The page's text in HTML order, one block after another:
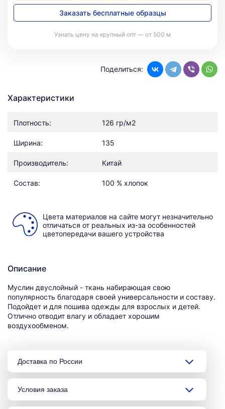
Заказать бесплатные образцы
Узнать цену на крупный опт — от 500 м
Поделиться:
Характеристики
Плотность: 126 гр/м2
Ширина: 135
Производитель: Китай
Состав: 100 % хлопок
Цвета материалов на сайте могут незначительно
отличаться от реальных из-за особенностей
цветопередачи вашего устройства
Описание
Муслин двуслойный - ткань набирающая свою
популярность благодаря своей универсальности и составу.
Подойдет и для пошива одежды для взрослых и детей.
Отлично отводит влагу и обладает хорошим
воздухообменом.
Доставка по России
Условия заказа